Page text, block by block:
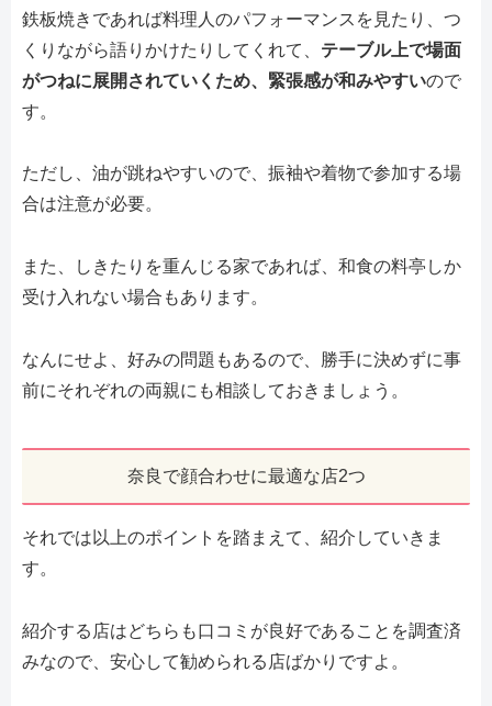
鉄板焼きであれば料理人のパフォーマンスを見たり、つ
くりながら語りかけたりしてくれて、 テーブル上で場面
がつねに展開されていくため、緊張感が和みやすいので
す。
ただし、油が跳ねやすいので、振袖や着物で参加する場
合は注意が必要。
また、しきたりを重んじる家であれば、和食の料亭しか
受け入れない場合もあります。
なんにせよ、好みの問題もあるので、勝手に決めずに事
前にそれぞれの両親にも相談しておきましょう。
奈良で顔合わせに最適な店2つ
それでは以上のポイントを踏まえて、紹介していきま
す。
紹介する店はどちらも口コミが良好であることを調査済
みなので、安心して勧められる店ばかりですよ。